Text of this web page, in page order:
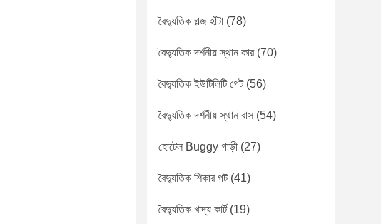
বৈদ্যুতিক গল্জ হাঁটা (78)
বৈদ্যুতিক দর্শনীয় স্থান কার(70)
বৈদ্যুতিক ইউটিলিটি গেট(56)
বৈদ্যুতিক দর্শনীয় স্থান বাস (54)
হোটেল Buggy গাড়ী (27)
বৈদ্যুতিক শিকার গট(41)
বৈদ্যুতিক খাদ্য কার্ট(19)